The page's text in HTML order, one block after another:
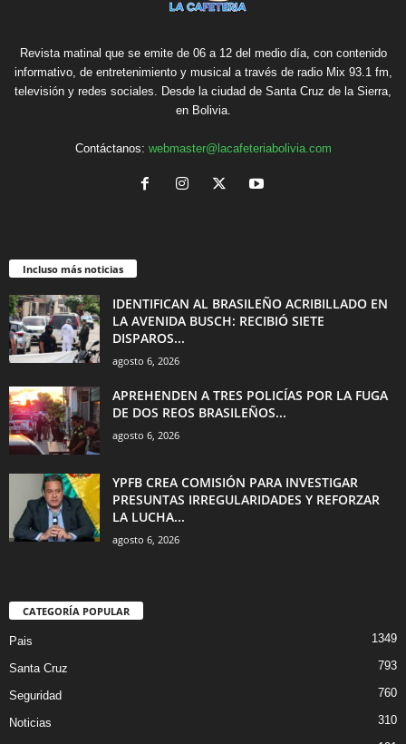
Revista matinal que se emite de 06 a 12 del medio día, con contenido
informativo, de entretenimiento y musical a través de radio Mix 93.1 fm,
televisión y redes sociales. Desde la ciudad de Santa Cruz de la Sierra,
en Bolivia.
Contáctanos: webmaster@lacafeteriabolivia.com
Incluso más noticias
IDENTIFICAN AL BRASILEÑO ACRIBILLADO EN
LA AVENIDA BUSCH: RECIBIÓ SIETE
DISPAROS...
agosto 6, 2026
APREHENDEN A TRES POLICÍAS POR LA FUGA
DE DOS REOS BRASILEÑOS...
agosto 6, 2026
YPFB CREA COMISIÓN PARA INVESTIGAR
PRESUNTAS IRREGULARIDADES Y REFORZAR
LA LUCHA...
agosto 6, 2026
CATEGORÍA POPULAR
Pais 1349
Santa Cruz 793
Seguridad 760
Noticias 310